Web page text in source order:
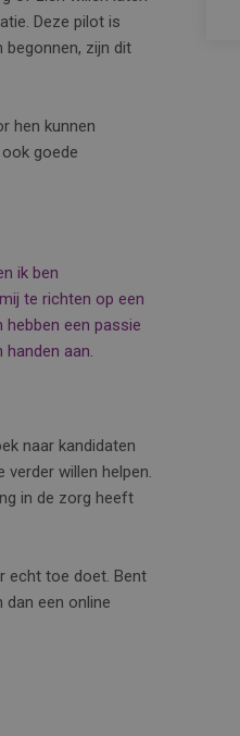
Deze pilot is
begonnen, zijn dit
hen kunnen
goede
ik ben
te richten op een
een passie
aan.
naar kandidaten
willen helpen.
in de zorg heeft
echt toe doet. Bent
een online